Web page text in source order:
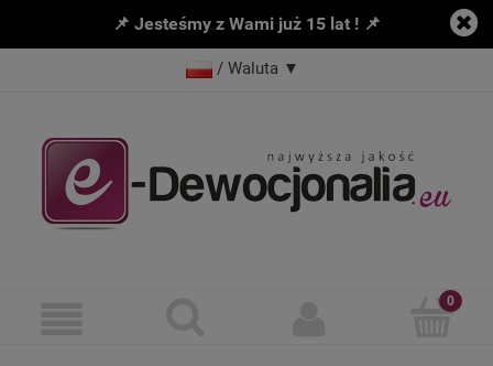
📌 Jesteśmy z Wami już 15 lat ! 📌
/ Waluta ▼